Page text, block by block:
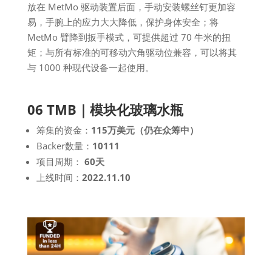
放在 MetMo 驱动装置后面，手动安装螺丝钉更加容
易，手腕上的应力大大降低，保护身体安全；将
MetMo 臂降到扳手模式，可提供超过 70 牛米的扭
矩；与所有标准的可移动六角驱动位兼容，可以将其
与 1000 种现代设备一起使用。
06 TMB｜模块化玻璃水瓶
筹集的资金： 115万美元（仍在众筹中）
Backer数量： 10111
项目周期： 60天
上线时间： 2022.11.10